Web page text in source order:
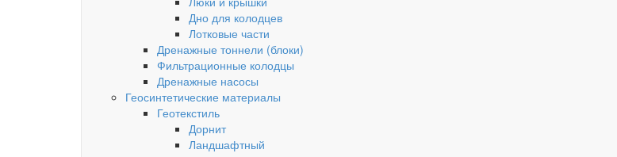
Дно для колодцев
Лотковые части
Дренажные тоннели (блоки)
Фильтрационные колодцы
Дренажные насосы
Геосинтетические материалы
Геотекстиль
Дорнит
Ландшафтный